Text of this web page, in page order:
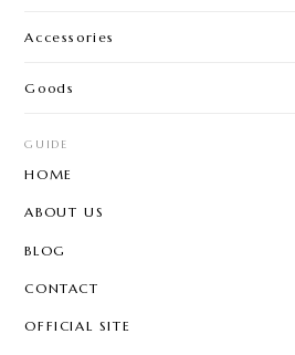
Accessories
Goods
GUIDE
HOME
ABOUT US
BLOG
CONTACT
OFFICIAL SITE